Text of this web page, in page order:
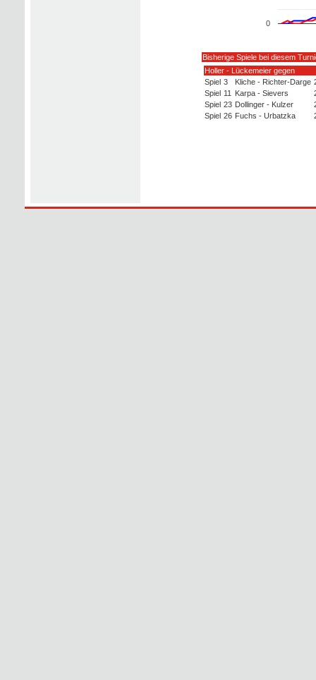
0
Bisherige Spiele bei diesem
Holler - Lückemeier gegen
Spiel 3 Kliche - Richter-Darge
Spiel 11 Karpa - Sievers
Spiel 23 Dollinger - Kulzer
Spiel 26 Fuchs - Urbatzka